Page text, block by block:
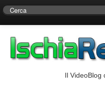
Centro di Ricerche Storiche
Il VideoBlog